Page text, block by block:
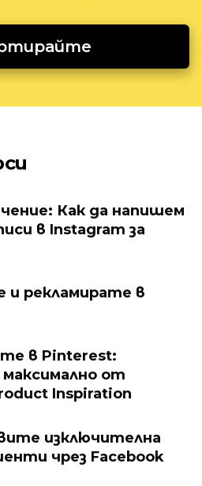
Как да напишем
в Instagram за
и рекламирате в
в Pinterest:
от
Inspiration
изключителна
чрез Facebook